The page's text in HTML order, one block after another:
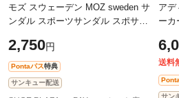
モズ スウェーデン MOZ sweden サ
ンダル スポーツサンダル スポサン
子供靴 靴 シューズ 男の子 アウト
2,750円
Pontaパス特典
サンキュー配送
アデ
ーカ
ュー
ック
送料
サン